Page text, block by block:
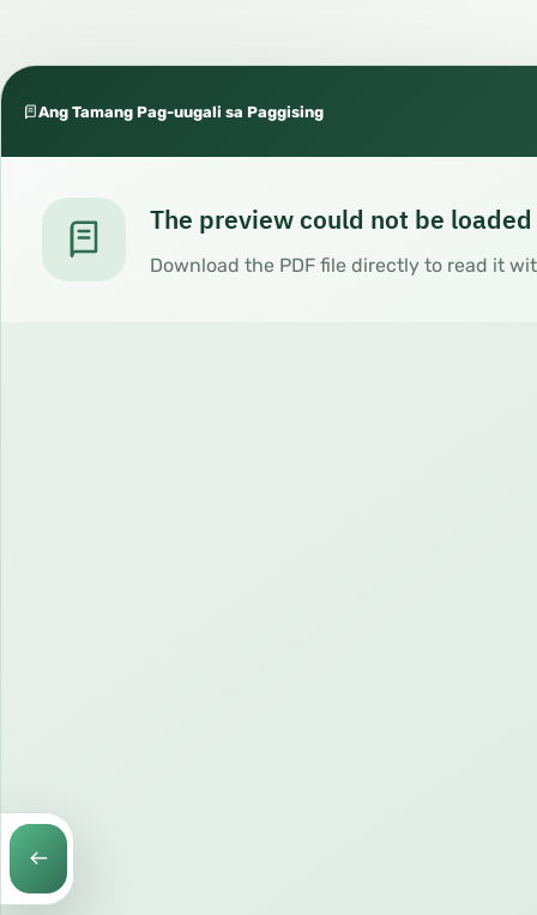
Ang Tamang Pag-uugali sa Paggising
The preview could not be loaded
Download the PDF file directly to read it